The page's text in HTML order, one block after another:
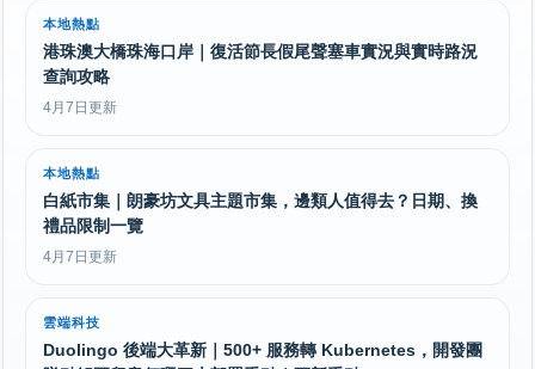
本地熱點
港珠澳大橋珠海口岸｜復活節長假尾聲塞車實況與實時路況
查詢攻略
4月7日更新
本地熱點
白紙市集｜朗豪坊文具主題市集，邊類人值得去？日期、換
禮品限制一覽
4月7日更新
雲端科技
Duolingo 後端大革新｜500+ 服務轉 Kubernetes，開發團